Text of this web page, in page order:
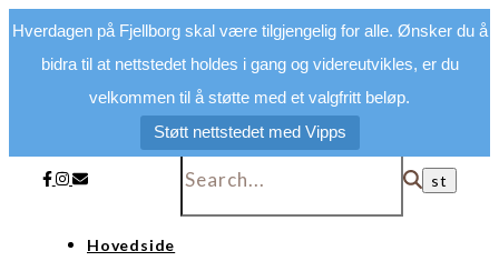
Hverdagen på Fjellborg skal være tilgjengelig for alle. Ønsker du å
bidra til at nettstedet holdes i gang og videreutvikles, er du
velkommen til å støtte med et valgfritt beløp.
Støtt nettstedet med Vipps
Hovedside